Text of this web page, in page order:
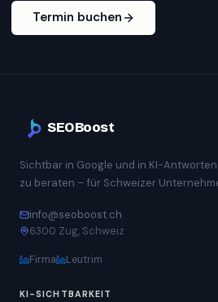
Termin buchen
SEOBoost
Sichtbar in Google und in KI-
zu beraten – für Schweizer
info@seoboost.ch
6300 Zug, Schweiz
Firma Leutrim
KI-SICHTBARKEIT